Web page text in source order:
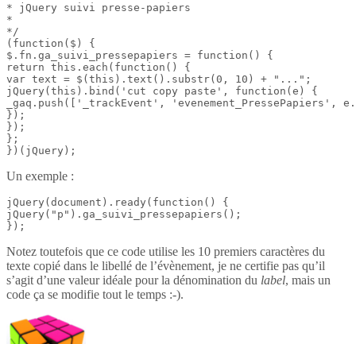
* jQuery suivi presse-papiers
*
*/
(function($) {
$.fn.ga_suivi_pressepapiers = function() {
return this.each(function() {
var text = $(this).text().substr(0, 10) + "...";
jQuery(this).bind('cut copy paste', function(e) {
_gaq.push(['_trackEvent', 'evenement_PressePapiers',
});
});
};
})(jQuery);
Un exemple :
jQuery(document).ready(function() {
jQuery("p").ga_suivi_pressepapiers();
});
Notez toutefois que ce code utilise les 10 premiers caractères du
texte copié dans le libellé de l’évènement, je ne certifie pas qu’il
s’agit d’une valeur idéale pour la dénomination du label, mais un
code ça se modifie tout le temps :-).